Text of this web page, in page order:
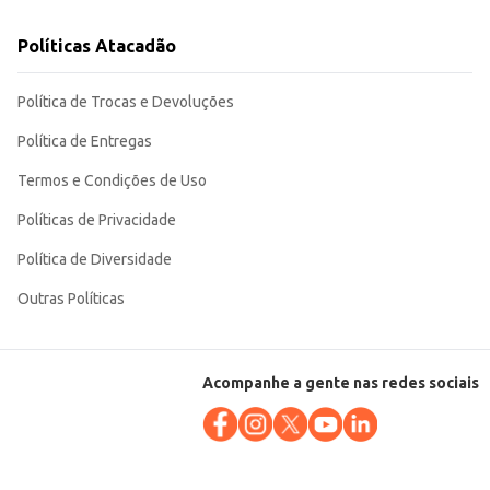
Políticas Atacadão
Política de Trocas e Devoluções
Política de Entregas
Termos e Condições de Uso
Políticas de Privacidade
Política de Diversidade
Outras Políticas
Acompanhe a gente nas redes sociais